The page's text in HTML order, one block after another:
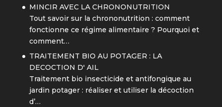
MINCIR AVEC LA CHRONONUTRITION
Tout savoir sur la chrononutrition : comment
fonctionne ce régime alimentaire ? Pourquoi et
comment…
TRAITEMENT BIO AU POTAGER : LA
DECOCTION D' AIL
Traitement bio insecticide et antifongique au
jardin potager : réaliser et utiliser la décoction
d’…